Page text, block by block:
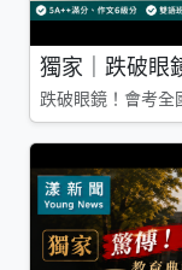
獨家｜跌破眼
跌破眼鏡！會考